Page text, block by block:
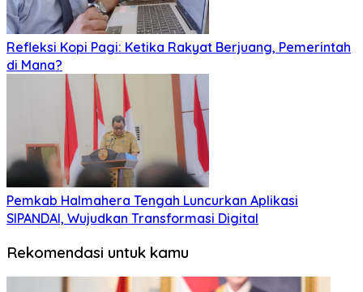
Refleksi Kopi Pagi: Ketika Rakyat Berjuang, Pemerintah
di Mana?
Pemkab Halmahera Tengah Luncurkan Aplikasi
SIPANDAI, Wujudkan Transformasi Digital
Rekomendasi untuk kamu